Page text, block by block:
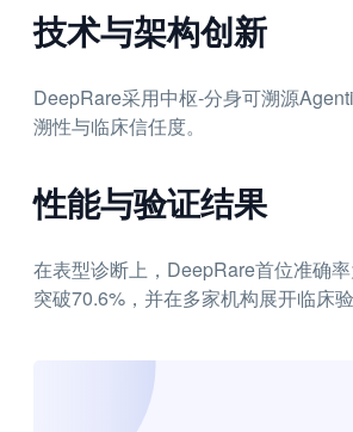
技术与架构创新
DeepRare采用中枢-分身可溯源
溯性与临床信任度。
性能与验证结果
在表型诊断上，DeepRare首位准确
突破70.6%，并在多家机构展开临床验